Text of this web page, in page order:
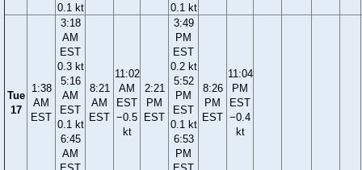
0.1 kt
0.1 kt
Tue
17
1:38
AM
EST
3:18
AM
EST
0.3 kt
5:16
AM
EST
0.1 kt
6:45
AM
8:21
AM
EST
11:02
AM
EST
−0.5
kt
2:21
PM
EST
3:49
PM
EST
0.2 kt
5:52
PM
EST
0.1 kt
6:53
PM
8:26
PM
EST
11:04
PM
EST
−0.4
kt